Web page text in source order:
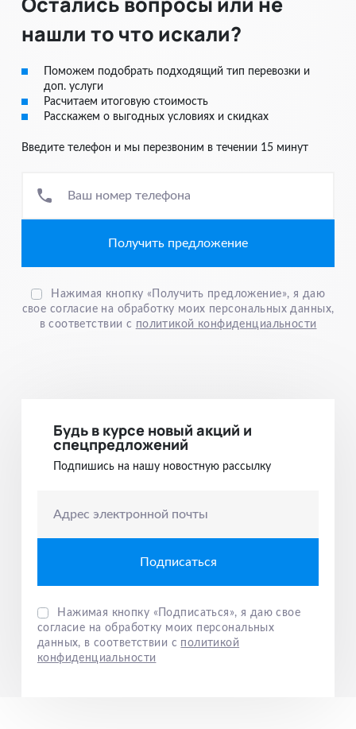
3. Разрешение Россельхознадзора на вывоз животного
(Если отправитель и получатель, разные физ. лица)
разные физ. лица)
5. Номер телефона для круглосуточной связи
предоставит менеджер
фрахтовый/ грузовой билет (паромы)
нашли то что искали?
Поможем подобрать подходящий тип перевозки и
доп. услуги
Расчитаем итоговую стоимость
Расскажем о выгодных условиях и скидках
Введите телефон и мы перезвоним в течении 15 минут
Ваш номер телефона
Нажимая кнопку «Получить предложение», я даю
свое согласие на обработку моих персональных данных,
в соответствии с политикой конфиденциальности
Будь в курсе новый акций и
спецпредложений
Подпишись на нашу новостную рассылку
Адрес электронной почты
Нажимая кнопку «Подписаться», я даю свое
согласие на обработку моих персональных
данных, в соответствии с политикой
конфиденциальности